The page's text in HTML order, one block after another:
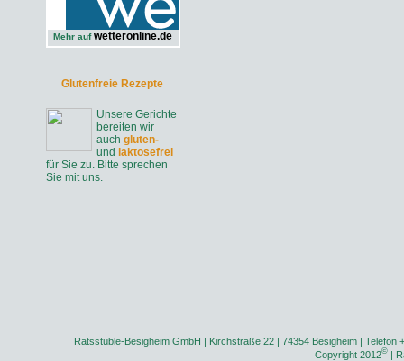
Mehr aufwetteronline.de
Glutenfreie Rezepte
Unsere Gerichte
bereiten wir
auch gluten-
und laktosefrei
für Sie zu. Bitte sprechen
Sie mit uns.
Ratsstüble-Besigheim GmbH | Kirchstraße 22 | 74354 Besigheim | Telefon
Copyright 2012© |